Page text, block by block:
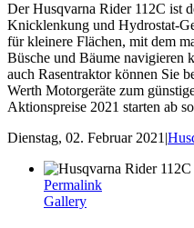
Der Husqvarna Rider 112C ist
Knicklenkung und Hydrostat-
für kleinere Flächen, mit dem
Büsche und Bäume navigieren
auch Rasentraktor können Sie
Werth Motorgeräte zum
Aktionspreise 2021 starten ab
Dienstag, 02. Februar 2021 |
Permalink
Gallery